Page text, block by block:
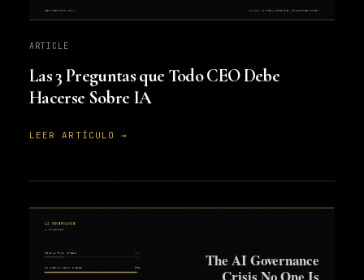
ARTICLE
Las 3 Preguntas que Todo CEO Debe
Hacerse Sobre IA
LEER ARTÍCULO →